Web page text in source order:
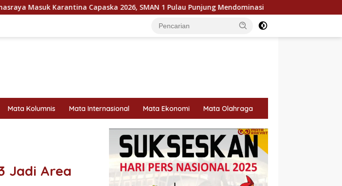
2026, SMAN 1 Pulau Punjung Mendominasi KPU Dorong Pemilih Cerdas, Literasi
Mata Kolumnis Mata Internasional Mata Ekonomi Mata Olahraga
Jadi Area